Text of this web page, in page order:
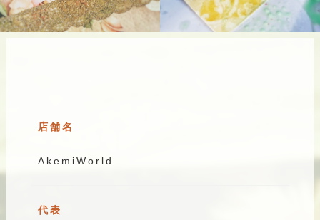
店舗名
AkemiWorld
代表